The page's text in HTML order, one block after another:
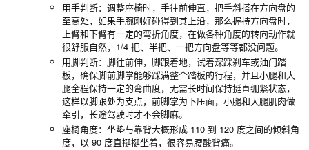
用手判断：调整座椅时，手往前伸直，把手斜搭在方向盘的
至高处，如果手腕刚好碰得到其上沿，那么握持方向盘时，
上臂和下臂有一定的弯折角度，在做各种角度的转向动作就
很舒服自然，1/4 把、半把、一把方向盘等等都没问题。
用脚判断：脚往前伸，脚跟着地，试着深踩刹车或油门踏
板，确保脚前脚掌能够踩满整个踏板的行程，并且小腿和大
腿全程保持一定的弯曲度，无需长时间保持挺直绷紧状态，
这样以脚跟处为支点，前脚掌为下压面，小腿和大腿肌肉做
牵引，长途驾驶时才不会脚麻。
座椅角度：坐垫与靠背大概形成 110 到 120 度之间的倾斜角
度，以 90 度直挺挺坐着，很容易腰酸背痛。